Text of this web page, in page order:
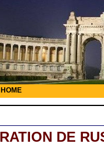
HOME
DE